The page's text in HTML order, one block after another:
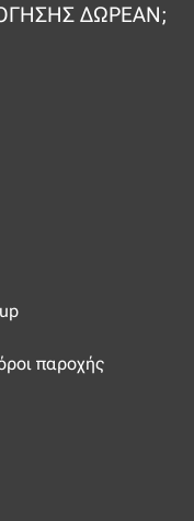
ΔΩΡΕΆΝ;
παροχής